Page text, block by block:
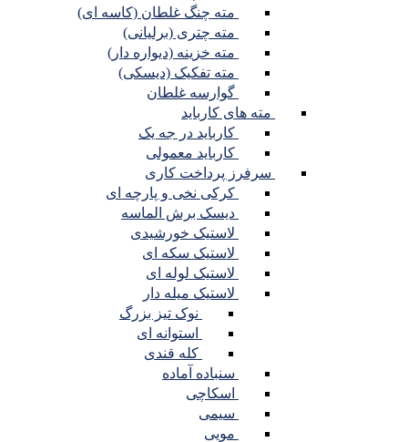
مته چنگ غلطان (کاسه ای)
مته چتری (برلیانی)
مته خزینه (دیواره دار)
مته تفکیک (دیسکی)
گوارسه غلطان
مته های کارباید
کارباید در جه یک
کارباید معمولی
سرفرز پرداخت کاری
کرکی نخی و پارچه ای
دیسک برش الماسه
لاستیک خورشیدی
لاستیک سکه ای
لاستیک لوله ای
لاستیک میله دار
نوک تیز بزرگ
استوانه ای
کله قندی
سنباده آماده
اسکاچی
سیمی
مویی